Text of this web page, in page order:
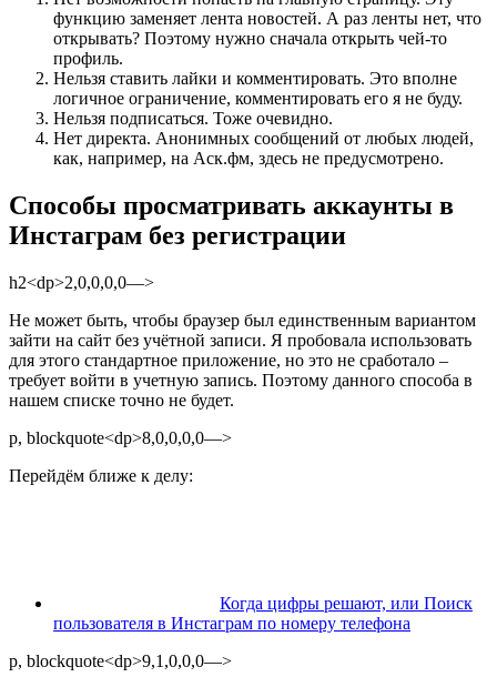
функцию заменяет лента новостей. А раз ленты нет, что
открывать? Поэтому нужно сначала открыть чей-то
профиль.
Нельзя ставить лайки и комментировать. Это вполне
логичное ограничение, комментировать его я не буду.
Нельзя подписаться. Тоже очевидно.
Нет директа. Анонимных сообщений от любых людей,
как, например, на Аск.фм, здесь не предусмотрено.
Способы просматривать аккаунты в
Инстаграм без регистрации
h2<dp>2,0,0,0,0—>
Не может быть, чтобы браузер был единственным вариантом
зайти на сайт без учётной записи. Я пробовала использовать
для этого стандартное приложение, но это не сработало –
требует войти в учетную запись. Поэтому данного способа в
нашем списке точно не будет.
p, blockquote<dp>8,0,0,0,0—>
Перейдём ближе к делу:
Когда цифры решают, или Поиск
пользователя в Инстаграм по номеру телефона
p, blockquote<dp>9,1,0,0,0—>